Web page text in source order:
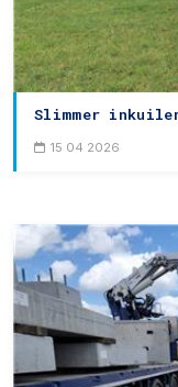
Slimmer
15 04 2026